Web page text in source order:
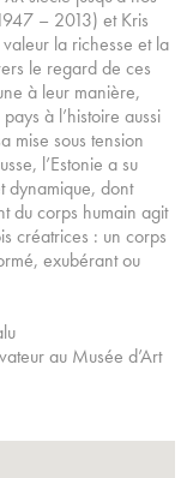
– 2013) et Kris
la richesse et la
le regard de ces
à leur manière,
à l’histoire aussi
mise sous tension
l’Estonie a su
dynamique, dont
du corps humain agit
créatrices : un corps
exubérant ou
au Musée d’Art